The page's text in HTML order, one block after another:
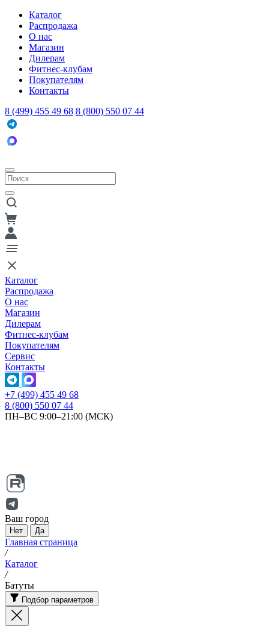
Каталог
Распродажа
О нас
Магазин
Дилерам
Фитнес-клубам
Покупателям
Контакты
8 (499) 455 49 68 8 (800) 550 07 44
Каталог
Распродажа
О нас
Магазин
Дилерам
Фитнес-клубам
Покупателям
Сервис
Контакты
+7 (499) 455 49 68
8 (800) 550 07 44
ПН–ВС 9:00–21:00 (МСК)
Ваш город
Нет Да
Главная страница
/
Каталог
/
Батуты
Подбор параметров